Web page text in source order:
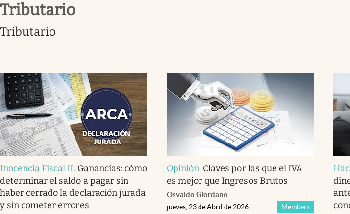
Infotechnology
Eventos Corporativos
El Cronista Studio
Mediakit
abre en nueva pestaña
tributario
tributario
Inocencia Fiscal II. Ganancias: cómo
determinar el saldo a pagar sin
haber cerrado la declaración jurada
y sin cometer errores
Opinión. Claves por las que el IVA
es mejor que Ingresos Brutos
Osvaldo Giordano
Members
jueves, 23 de Abril de 2026